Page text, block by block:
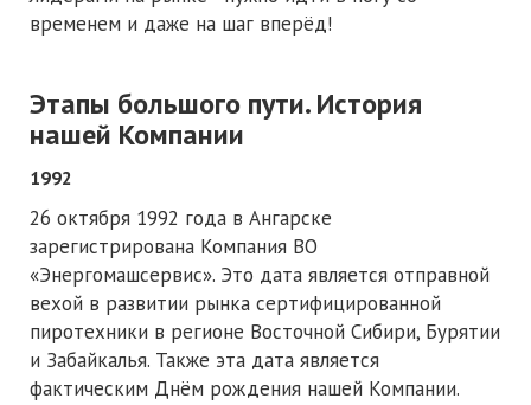
временем и даже на шаг вперёд!
Этапы большого пути. История
нашей Компании
1992
26 октября 1992 года в Ангарске
зарегистрирована Компания ВО
«Энергомашсервис». Это дата является отправной
вехой в развитии рынка сертифицированной
пиротехники в регионе Восточной Сибири, Бурятии
и Забайкалья. Также эта дата является
фактическим Днём рождения нашей Компании.